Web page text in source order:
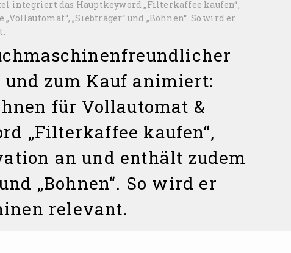
integriert das Hauptkeyword „Filterkaffee kaufen“,
„Siebträger“ und „Bohnen“. So wird er
zum Kauf animiert:
für Vollautomat &
„Filterkaffee kaufen“,
an und enthält zudem
„Bohnen“. So wird er
relevant.